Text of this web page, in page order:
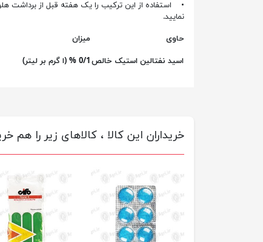
نمایید.
حاوی
میزان
اسید نفتالین استیک خالص0/1 % (ا گرم بر لیتر)
خریداران این کالا ، کالاهای زیر را هم